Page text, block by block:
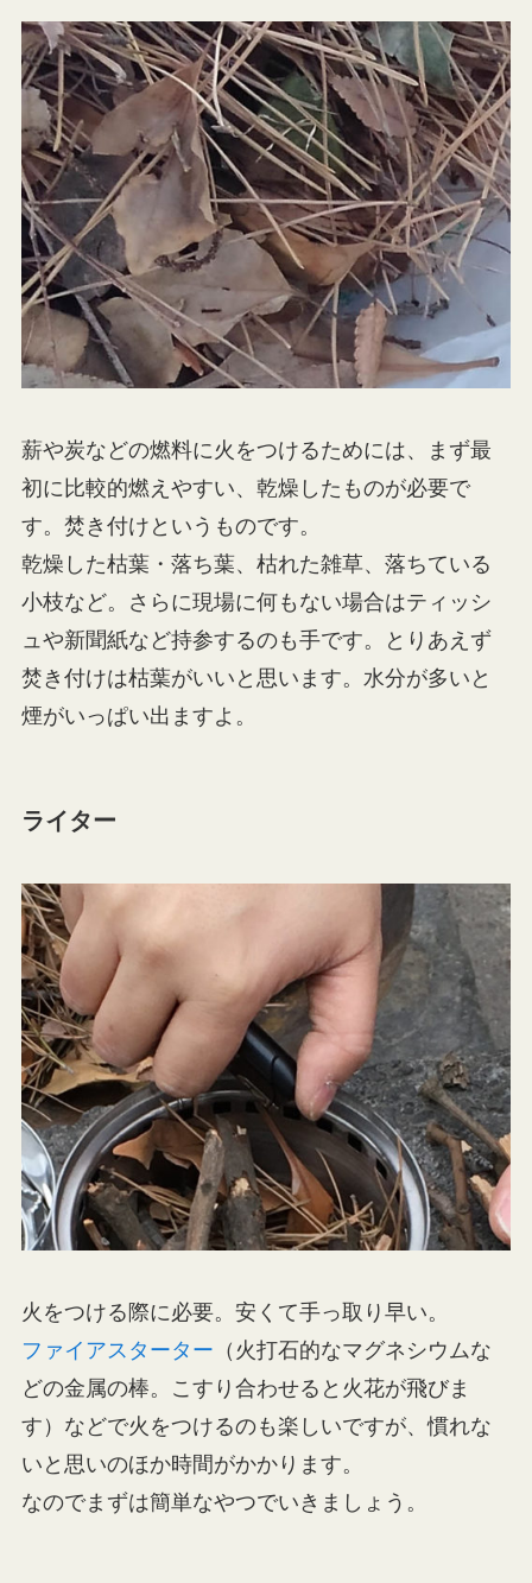
薪や炭などの燃料に火をつけるためには、まず最
初に比較的燃えやすい、乾燥したものが必要で
す。焚き付けというものです。
乾燥した枯葉・落ち葉、枯れた雑草、落ちている
小枝など。さらに現場に何もない場合はティッシ
ュや新聞紙など持参するのも手です。とりあえず
焚き付けは枯葉がいいと思います。水分が多いと
煙がいっぱい出ますよ。
ライター
火をつける際に必要。安くて手っ取り早い。
ファイアスターター （火打石的なマグネシウムな
どの金属の棒。こすり合わせると火花が飛びま
す）などで火をつけるのも楽しいですが、慣れな
いと思いのほか時間がかかります。
なのでまずは簡単なやつでいきましょう。